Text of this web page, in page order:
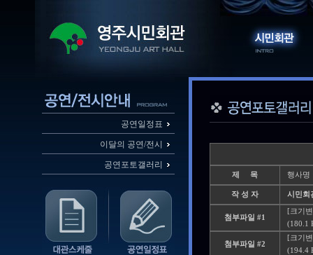
공연일정표
이달의 공연/전시
공연포토갤러리
제 목 행사명
작 성 자 시민회
첨부파일 #1
[크기
(180.1
첨부파일 #2
[크기
(194.4